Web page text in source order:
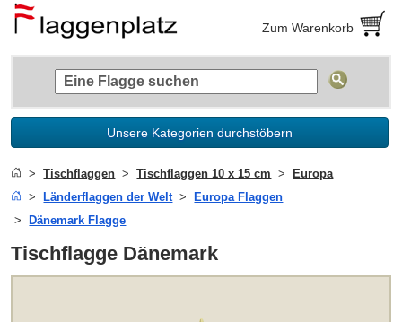
Zum Warenkorb
Unsere Kategorien durchstöbern
Tischflaggen Tischflaggen 10 x 15 cm
Europa
Länderflaggen der Welt
Europa Flaggen
Dänemark Flagge
Tischflagge Dänemark